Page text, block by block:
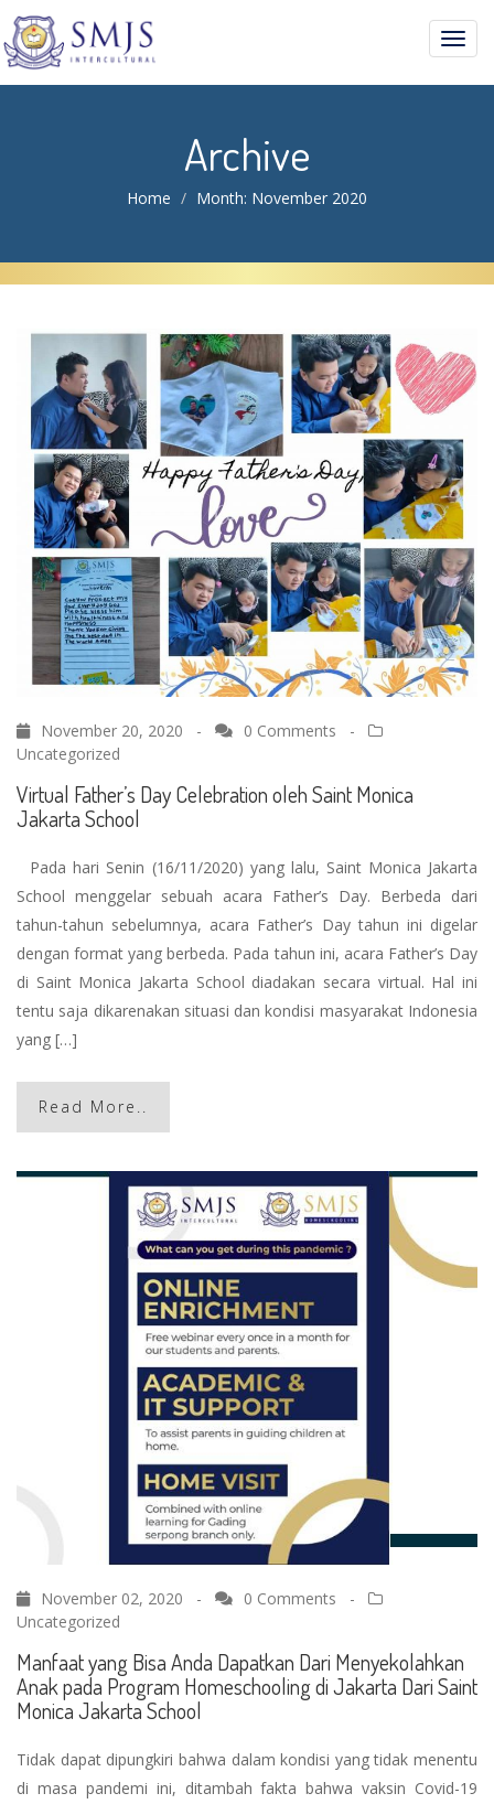
Archive
Home Month: November 2020
November 20, 2020 - 0 Comments
-
Uncategorized
Virtual Father’s Day Celebration oleh Saint Monica
Jakarta School
Pada hari Senin (16/11/2020) yang lalu, Saint Monica Jakarta
School menggelar sebuah acara Father’s Day. Berbeda dari
tahun-tahun sebelumnya, acara Father’s Day tahun ini digelar
dengan format yang berbeda. Pada tahun ini, acara Father’s Day
di Saint Monica Jakarta School diadakan secara virtual. Hal ini
tentu saja dikarenakan situasi dan kondisi masyarakat Indonesia
yang […]
Read More..
November 02, 2020 - 0 Comments
-
Uncategorized
Manfaat yang Bisa Anda Dapatkan Dari Menyekolahkan
Anak pada Program Homeschooling di Jakarta Dari Saint
Monica Jakarta School
Tidak dapat dipungkiri bahwa dalam kondisi yang tidak menentu
di masa pandemi ini, ditambah fakta bahwa vaksin Covid-19